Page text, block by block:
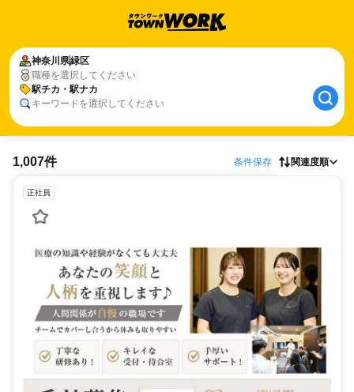
神奈川県緑区
職種を選択してください
駅チカ・駅ナカ
キーワードを選択してください
1,007件 条件保存 関連度順
正社員